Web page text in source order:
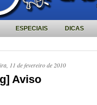
ESPECIAIS DICAS
11 de fevereiro de 2010
Aviso